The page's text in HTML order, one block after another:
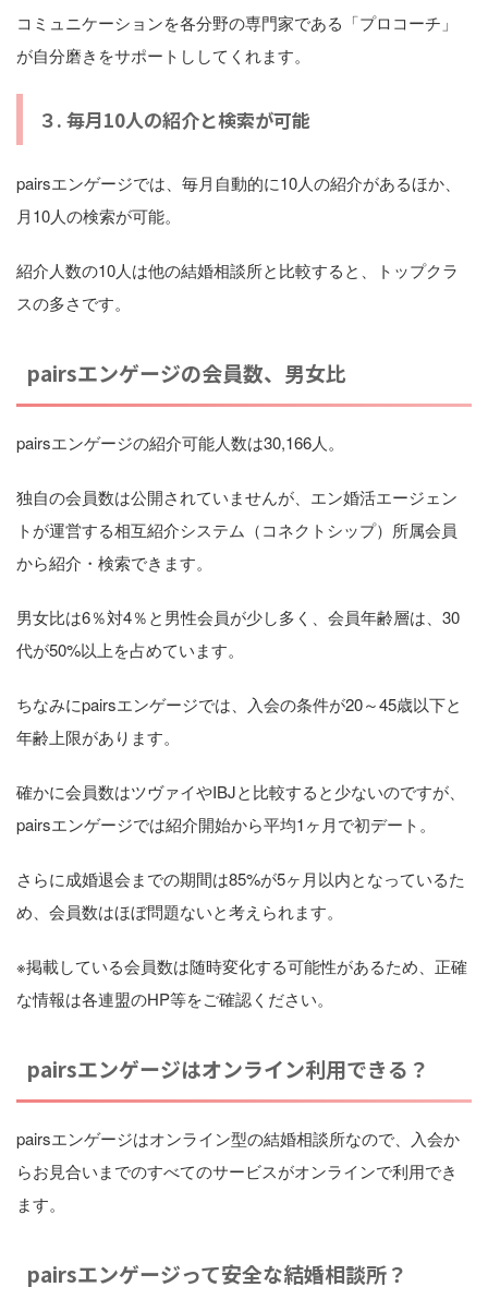
コミュニケーションを各分野の専門家である「プロコーチ」
が自分磨きをサポートししてくれます。
３. 毎月10人の紹介と検索が可能
pairsエンゲージでは、毎月自動的に10人の紹介があるほか、
月10人の検索が可能。
紹介人数の10人は他の結婚相談所と比較すると、トップクラ
スの多さです。
pairsエンゲージの会員数、男女比
pairsエンゲージの紹介可能人数は30,166人。
独自の会員数は公開されていませんが、エン婚活エージェン
トが運営する相互紹介システム（コネクトシップ）所属会員
から紹介・検索できます。
男女比は6％対4％と男性会員が少し多く、会員年齢層は、30
代が50%以上を占めています。
ちなみにpairsエンゲージでは、入会の条件が20～45歳以下と
年齢上限があります。
確かに会員数はツヴァイやIBJと比較すると少ないのですが、
pairsエンゲージでは紹介開始から平均1ヶ月で初デート。
さらに成婚退会までの期間は85%が5ヶ月以内となっているた
め、会員数はほぼ問題ないと考えられます。
※掲載している会員数は随時変化する可能性があるため、正確
な情報は各連盟のHP等をご確認ください。
pairsエンゲージはオンライン利用できる？
pairsエンゲージはオンライン型の結婚相談所なので、入会か
らお見合いまでのすべてのサービスがオンラインで利用でき
ます。
pairsエンゲージって安全な結婚相談所？